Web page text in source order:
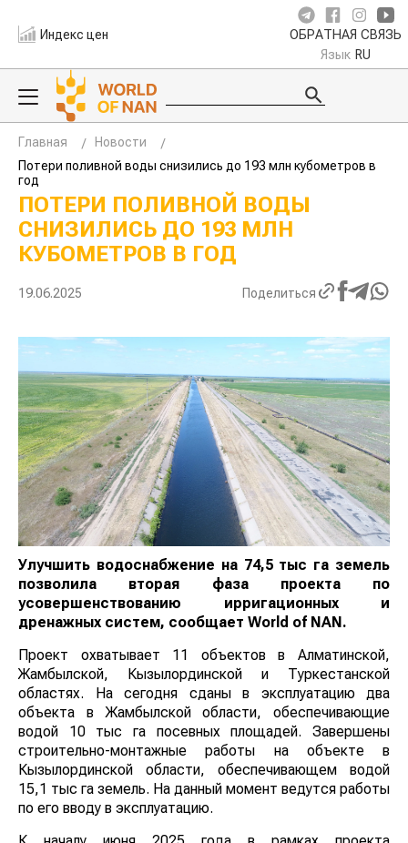
Индекс цен ОБРАТНАЯ СВЯЗЬ
Язык RU
Главная
Новости
Потери поливной воды снизились до 193 млн кубометров в
год
ПОТЕРИ ПОЛИВНОЙ ВОДЫ
СНИЗИЛИСЬ ДО 193 МЛН
КУБОМЕТРОВ В ГОД
19.06.2025 Поделиться
Улучшить водоснабжение на 74,5 тыс га земель
позволила вторая фаза проекта по
усовершенствованию ирригационных и
дренажных систем, сообщаетWorld of NAN.
Проект охватывает 11 объектов в Алматинской,
Жамбылской, Кызылординской и Туркестанской
областях. На сегодня сданы в эксплуатацию два
объекта в Жамбылской области, обеспечивающие
водой 10 тыс га посевных площадей. Завершены
строительно-монтажные работы на объекте в
Кызылординской области, обеспечивающем водой
15,1 тыс га земель. На данный момент ведутся
работы по его вводу в эксплуатацию.